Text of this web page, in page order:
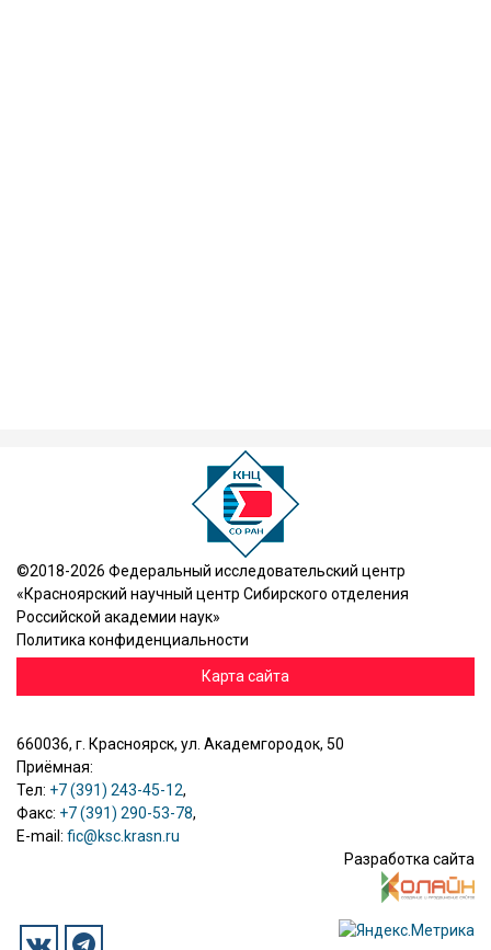
©2018-2026 Федеральный исследовательский центр
«Красноярский научный центр Сибирского отделения
Российской академии наук»
Политика конфиденциальности
Карта сайта
660036, г. Красноярск, ул. Академгородок, 50
Приёмная:
Тел: +7 (391) 243-45-12,
Факс: +7 (391) 290-53-78,
E-mail: fic@ksc.krasn.ru
Разработка сайта